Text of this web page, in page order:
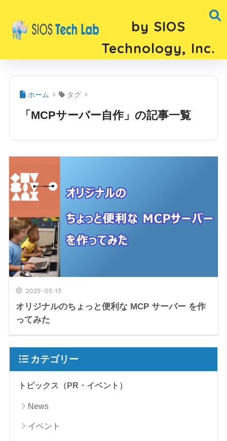
by SIOS
Technology, Inc.
ホーム タグ
「MCPサーバー自作」の記事一覧
2025-05-13
オリジナルのちょっと便利な MCP サーバー を作
ってみた
カテゴリー
トピックス（PR・イベント）
News
イベント